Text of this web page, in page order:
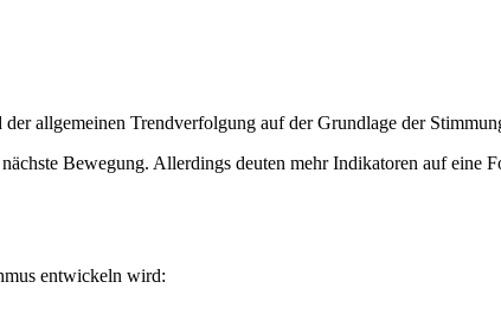
allgemeinen Trendverfolgung auf der Grundlage der
Bewegung. Allerdings deuten mehr Indikatoren auf eine
entwickeln wird: